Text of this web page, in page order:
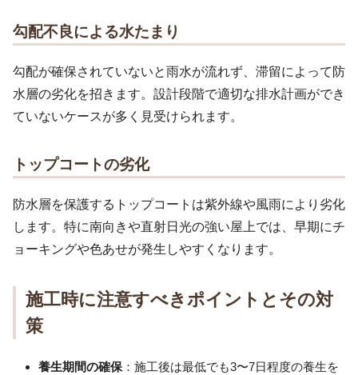
勾配不良による水たまり
勾配が確保されていないと雨水が流れず、滞留によって防
水層の劣化を招きます。設計段階で適切な排水計画ができ
ていないケースが多く見受けられます。
トップコートの劣化
防水層を保護するトップコートは紫外線や風雨により劣化
します。特に南向きや直射日光の強い屋上では、早期にチ
ョーキングや色あせが発生しやすくなります。
施工時に注意すべきポイントとその対
策
養生期間の確保 ：施工後は最低でも3〜7日程度の養生を